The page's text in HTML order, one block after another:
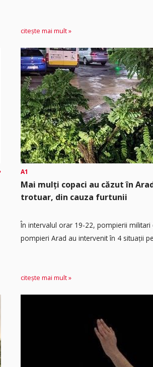
citește mai mult »
A1
Mai mulți copaci au căzut în
trotuar, din cauza furtunii
În intervalul orar 19-22, pompierii militari
pompieri Arad au intervenit în 4 situații
citește mai mult »